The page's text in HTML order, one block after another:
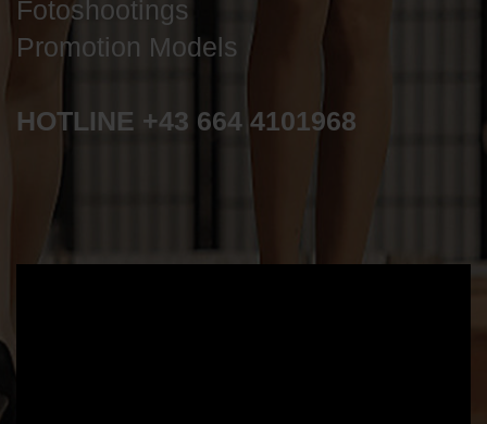
Fotoshootings
Promotion Models
HOTLINE +43 664 4101968